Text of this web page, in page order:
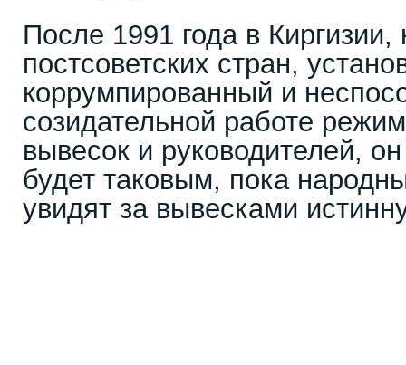
После 1991 года в
постсоветских стран,
коррумпированный и
созидательной работе
вывесок и руководителей,
будет таковым, пока
увидят за вывесками